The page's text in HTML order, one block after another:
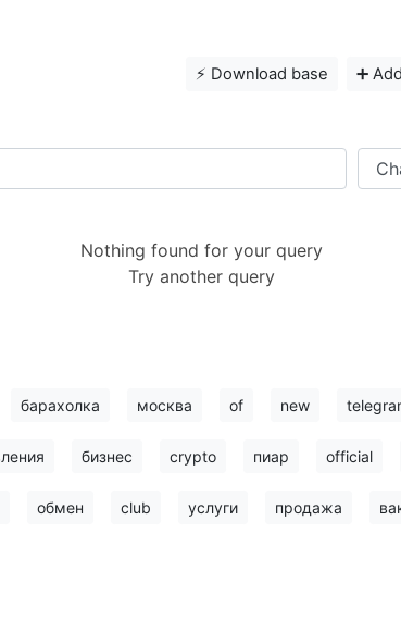
⚡️ Download base ➕ Add
Nothing found for your query
Try another query
барахолка москва of new
бизнес crypto пиар official
обмен club услуги продажа